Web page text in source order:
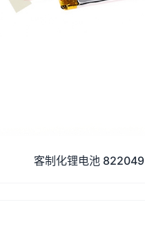
客制化锂电池 822049